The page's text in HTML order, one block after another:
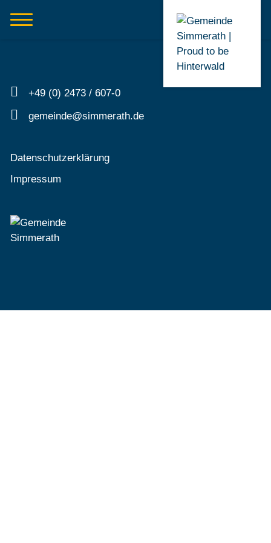
+49 (0) 2473 / 607-0
gemeinde@simmerath.de
Datenschutzerklärung
Impressum